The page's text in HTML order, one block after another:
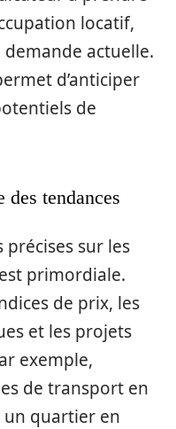
locatif,
actuelle.
d’anticiper
de
des tendances
précises sur les
primordiale.
de prix, les
et les projets
exemple,
de transport en
quartier en